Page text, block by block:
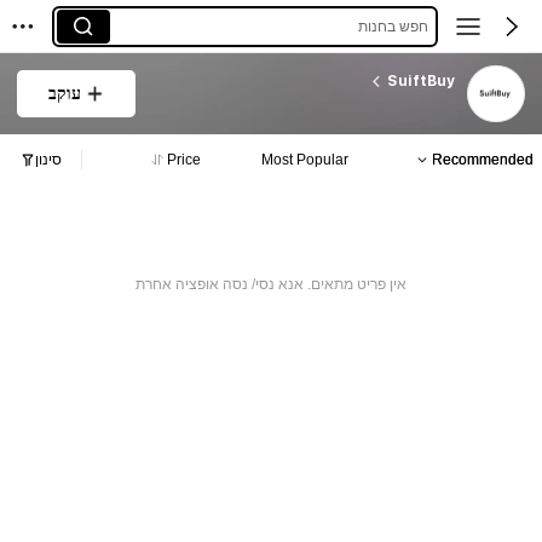
חפש בחנות
SuiftBuy
עוקב
Recommended
Most Popular
Price סינון
אין פריט מתאים. אנא נסי/ נסה אופציה אחרת